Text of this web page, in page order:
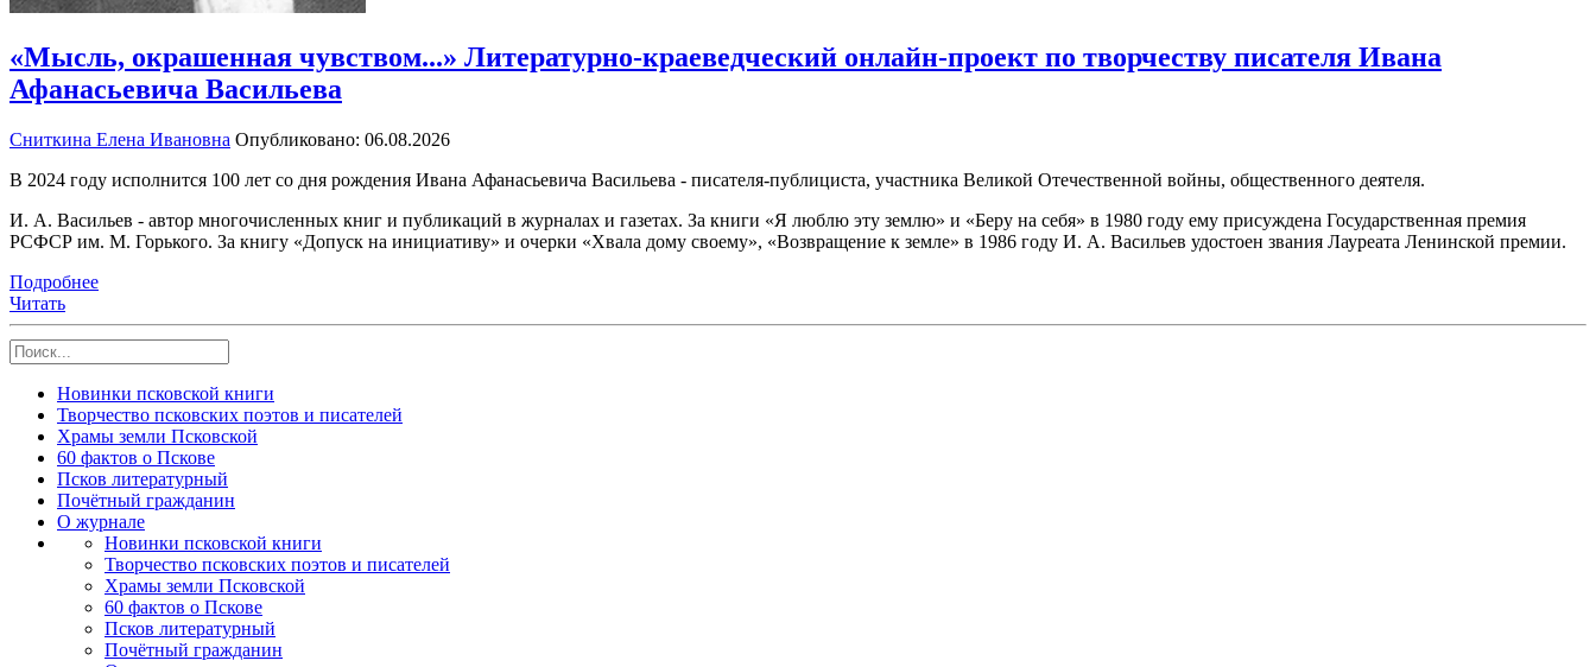
«Мысль, окрашенная чувством...» Литературно-краеведческий онлайн-проект по творчеству писателя Ивана
Афанасьевича Васильева
Сниткина Елена Ивановна Опубликовано: 06.08.2026
В 2024 году исполнится 100 лет со дня рождения Ивана Афанасьевича Васильева - писателя-публициста, участника Великой Отечественной войны, общественного деятеля.
И. А. Васильев - автор многочисленных книг и публикаций в журналах и газетах. За книги «Я люблю эту землю» и «Беру на себя» в 1980 году ему присуждена Государственная премия
РСФСР им. М. Горького. За книгу «Допуск на инициативу» и очерки «Хвала дому своему», «Возвращение к земле» в 1986 году И. А. Васильев удостоен звания Лауреата Ленинской премии.
Подробнее
Читать
Новинки псковской книги
Творчество псковских поэтов и писателей
Храмы земли Псковской
60 фактов о Пскове
Псков литературный
Почётный гражданин
О журнале
Новинки псковской книги
Творчество псковских поэтов и писателей
Храмы земли Псковской
60 фактов о Пскове
Псков литературный
Почётный гражданин